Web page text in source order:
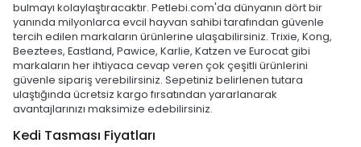
bulmayı kolaylaştıracaktır. Petlebi.com'da dünyanın dört bir
yanında milyonlarca evcil hayvan sahibi tarafından güvenle
tercih edilen markaların ürünlerine ulaşabilirsiniz. Trixie, Kong,
Beeztees, Eastland, Pawice, Karlie, Katzen ve Eurocat gibi
markaların her ihtiyaca cevap veren çok çeşitli ürünlerini
güvenle sipariş verebilirsiniz. Sepetiniz belirlenen tutara
ulaştığında ücretsiz kargo fırsatından yararlanarak
avantajlarınızı maksimize edebilirsiniz.
Kedi Tasması Fiyatları